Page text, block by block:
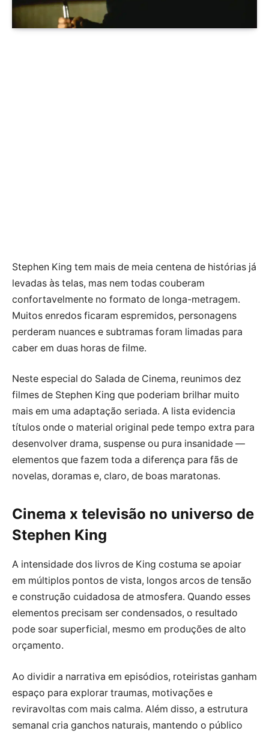
Stephen King tem mais de meia centena de histórias já
levadas às telas, mas nem todas couberam
confortavelmente no formato de longa-metragem.
Muitos enredos ficaram espremidos, personagens
perderam nuances e subtramas foram limadas para
caber em duas horas de filme.
Neste especial do Salada de Cinema, reunimos dez
filmes de Stephen King que poderiam brilhar muito
mais em uma adaptação seriada. A lista evidencia
títulos onde o material original pede tempo extra para
desenvolver drama, suspense ou pura insanidade —
elementos que fazem toda a diferença para fãs de
novelas, doramas e, claro, de boas maratonas.
Cinema x televisão no universo de
Stephen King
A intensidade dos livros de King costuma se apoiar
em múltiplos pontos de vista, longos arcos de tensão
e construção cuidadosa de atmosfera. Quando esses
elementos precisam ser condensados, o resultado
pode soar superficial, mesmo em produções de alto
orçamento.
Ao dividir a narrativa em episódios, roteiristas ganham
espaço para explorar traumas, motivações e
reviravoltas com mais calma. Além disso, a estrutura
semanal cria ganchos naturais, mantendo o público